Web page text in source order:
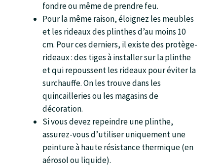
fondre ou même de prendre feu.
Pour la même raison, éloignez les meubles
et les rideaux des plinthes d’au moins 10
cm. Pour ces derniers, il existe des protège-
rideaux : des tiges à installer sur la plinthe
et qui repoussent les rideaux pour éviter la
surchauffe. On les trouve dans les
quincailleries ou les magasins de
décoration.
Si vous devez repeindre une plinthe,
assurez-vous d’utiliser uniquement une
peinture à haute résistance thermique (en
aérosol ou liquide).